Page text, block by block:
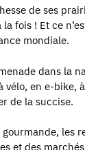
de ses
la fois ! Et ce
mondiale.
dans la
vélo, en e-bike,
de la succise.
gourmande, les
et des